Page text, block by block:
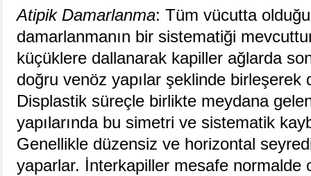
Atipik Damarlanma: Tüm vücutta
damarlanmanın bir sistematiği
küçüklere dallanarak kapiller ağlarda
doğru venöz yapılar şeklinde
Displastik süreçle birlikte meydana
yapılarında bu simetri ve sistematik
Genellikle düzensiz ve horizontal
yaparlar. İnterkapiller mesafe normalde